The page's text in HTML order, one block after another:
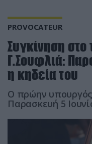
PROVOCATEUR
Συγκίνηση στο
Γ.Σουφλιά:
η κηδεία του
Ο πρώην
Παρασκευή 5